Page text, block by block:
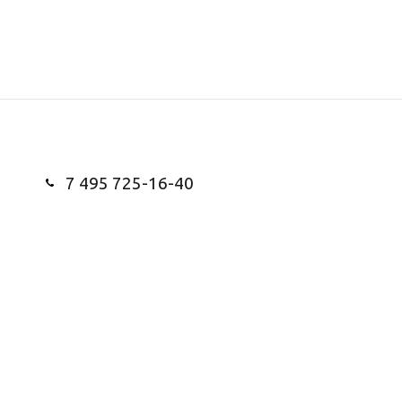
7 495 725-16-40